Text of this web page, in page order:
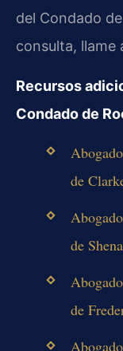
del Condado
consulta, llame
Recursos
Condado de
de
de
de